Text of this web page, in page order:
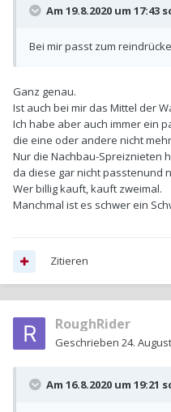
Am 19.8.2020 um 17:43
Bei mir passt zum
Ganz genau.
Ist auch bei mir das Mittel der
Ich habe aber auch immer ein
die eine oder andere nicht
Nur die Nachbau-Spreiznieten
da diese gar nicht passtenund
Wer billig kauft, kauft zweimal.
Manchmal ist es schwer ein
Zitieren
RoughRider
Geschrieben 24.
Am 16.8.2020 um 19:21